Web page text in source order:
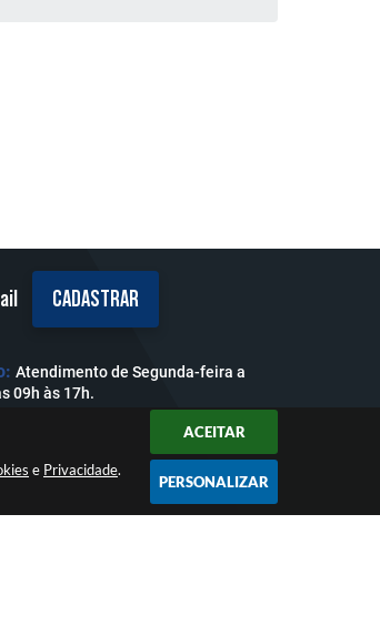
e Privacidade.
ACEITAR
PERSONALIZAR
CADASTRAR
Atendimento de Segunda-feira a
09h às 17h.